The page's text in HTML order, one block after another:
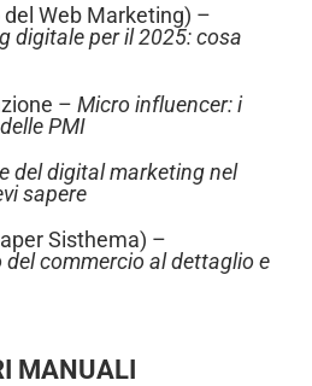
Web Marketing) –
digitale per il 2025: cosa
– Micro influencer: i
PMI
del digital marketing nel
sapere
Sisthema) –
commercio al dettaglio e
MANUALI